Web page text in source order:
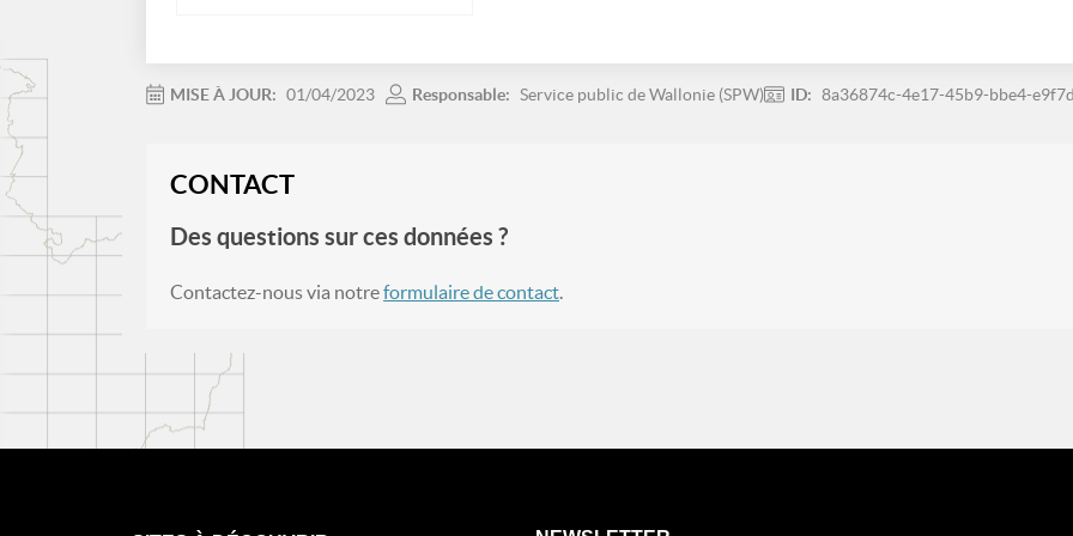
MISE À JOUR: 01/04/2023 Responsable: Service public de Wallonie (SPW) ID: 8a36874c-4e17-45b9-bbe4-
CONTACT
Des questions sur ces données ?
Contactez-nous via notreformulaire de contact.